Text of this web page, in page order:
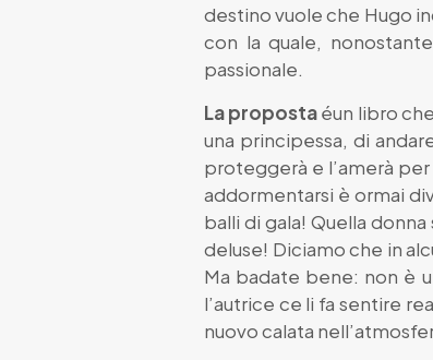
destino vuole che Hugo
con la quale,
passionale.
La propostaéun libro
una principessa, di
proteggerà e l’amerà
addormentarsi è ormai
balli di gala! Quella
deluse! Diciamo che in
Ma badate bene: non è
l’autrice ce li fa sentire
nuovo calata